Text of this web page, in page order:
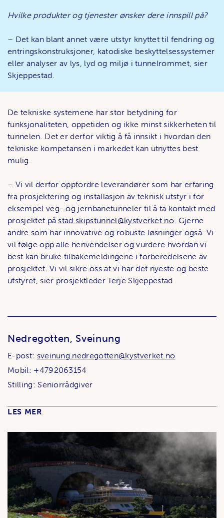
Hvilke produkter og tjenester ønsker dere innspill på?
– Det kan blant annet være utstyr knyttet til fendring og
entringskonstruksjoner, katodiske beskyttelsessystemer
eller analyser av lys, lyd og miljø i tunnelrommet, sier
Skjeppestad.
De tekniske systemene har stor betydning for
funksjonaliteten, oppetiden og ikke minst sikkerheten til
tunnelen. Det er derfor viktig å få innsikt i hvordan den
tekniske kompetansen i markedet kan utnyttes best
mulig.
– Vi vil derfor oppfordre leverandører som har erfaring
fra prosjektering og installasjon av teknisk utstyr i for
eksempel veg- og jernbanetunneler til å ta kontakt med
prosjektet på stad.skipstunnel@kystverket.no. Gjerne
andre som har innovative og robuste løsninger også. Vi
vil følge opp alle henvendelser og vurdere hvordan vi
best kan bruke tilbakemeldingene i forberedelsene av
prosjektet. Vi vil sikre oss at vi har det nyeste og beste
utstyret, sier prosjektleder Terje Skjeppestad.
Nedregotten, Sveinung
E-post: sveinung.nedregotten@kystverket.no
Mobil: +4792063154
Stilling: Seniorrådgiver
LES MER